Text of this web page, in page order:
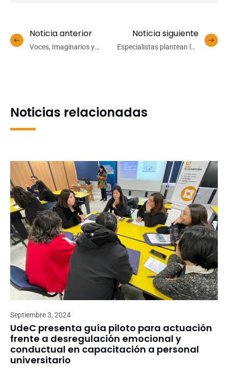
Noticia anterior
Voces, Imaginarios y
Noticia siguiente
Especialistas plantean las
Noticias relacionadas
Septiembre 3, 2024
UdeC presenta guía piloto para actuación
frente a desregulación emocional y
conductual en capacitación a personal
universitario